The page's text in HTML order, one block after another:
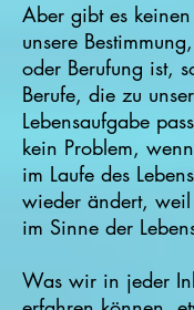
Aber gibt es
unsere
oder Berufung ist,
Berufe, die zu
Lebensaufgabe
kein Problem,
im Laufe des
wieder ändert,
im Sinne der
Was wir in jeder